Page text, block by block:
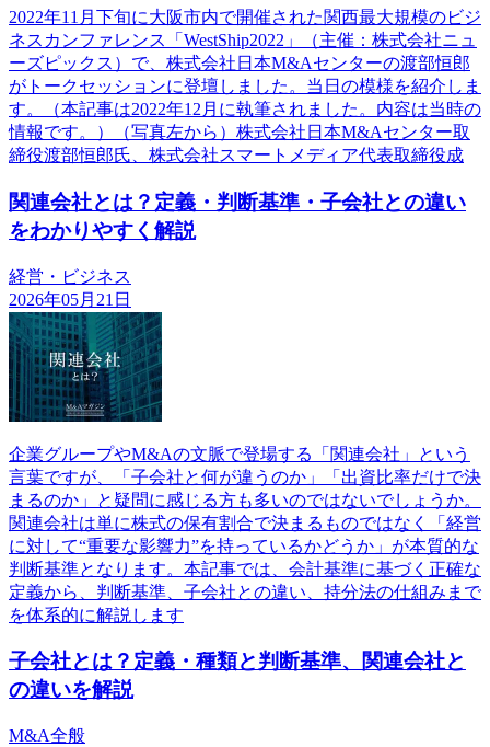
2022年11月下旬に大阪市内で開催された関西最大規模のビジ
ネスカンファレンス「WestShip2022」（主催：株式会社ニュ
ーズピックス）で、株式会社日本M&Aセンターの渡部恒郎
がトークセッションに登壇しました。当日の模様を紹介しま
す。（本記事は2022年12月に執筆されました。内容は当時の
情報です。）（写真左から）株式会社日本M&Aセンター取
締役渡部恒郎氏、株式会社スマートメディア代表取締役成
関連会社とは？定義・判断基準・子会社との違い
をわかりやすく解説
経営・ビジネス
2026年05月21日
企業グループやM&Aの文脈で登場する「関連会社」という
言葉ですが、「子会社と何が違うのか」「出資比率だけで決
まるのか」と疑問に感じる方も多いのではないでしょうか。
関連会社は単に株式の保有割合で決まるものではなく「経営
に対して“重要な影響力”を持っているかどうか」が本質的な
判断基準となります。本記事では、会計基準に基づく正確な
定義から、判断基準、子会社との違い、持分法の仕組みまで
を体系的に解説します
子会社とは？定義・種類と判断基準、関連会社と
の違いを解説
M&A全般